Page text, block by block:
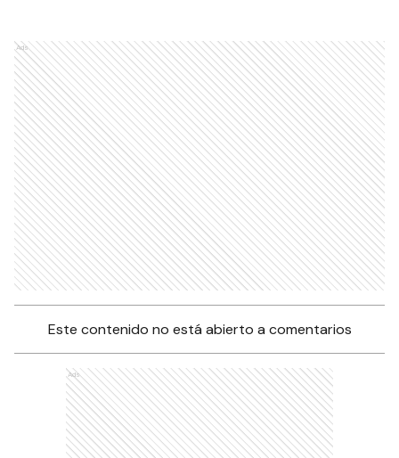
Ads
Este contenido no está abierto a comentarios
Ads